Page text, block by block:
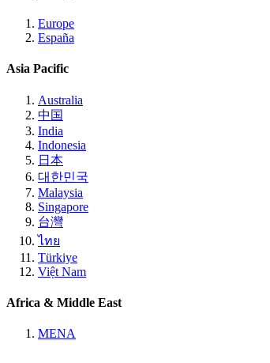
Europe
España
Asia Pacific
Australia
中国
India
Indonesia
日本
대한민국
Malaysia
Singapore
台灣
ไทย
Türkiye
Việt Nam
Africa & Middle East
MENA